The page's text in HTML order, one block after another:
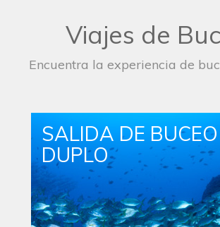
Viajes de
Encuentra la experiencia de
SALIDA DE BUCEO
SIMPLE